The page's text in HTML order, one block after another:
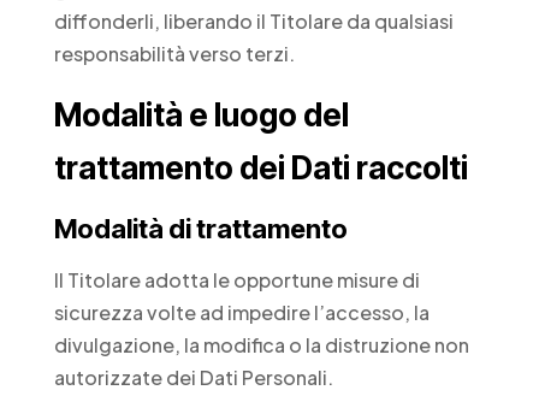
diffonderli, liberando il Titolare da qualsiasi
responsabilità verso terzi.
Modalità e luogo del
trattamento dei Dati raccolti
Modalità di trattamento
Il Titolare adotta le opportune misure di
sicurezza volte ad impedire l’accesso, la
divulgazione, la modifica o la distruzione non
autorizzate dei Dati Personali.